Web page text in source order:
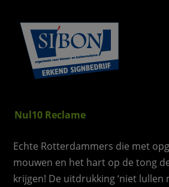
Nul10 Reclame
Echte Rotterdammers die met
mouwen en het hart op de tong
krijgen! De uitdrukking ‘niet lullen